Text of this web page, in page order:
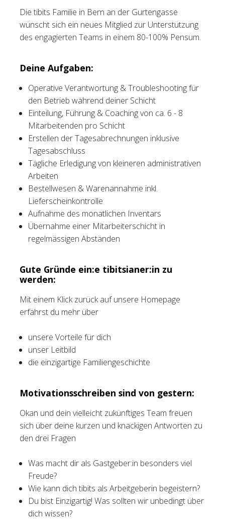
Login
Die tibits Familie in Bern an der Gurtengasse
wünscht sich ein neues Mitglied zur Unterstützung
des engagierten Teams in einem 80-100% Pensum.
Deine Aufgaben:
Operative Verantwortung & Troubleshooting für
den Betrieb während deiner Schicht
Einteilung, Führung & Coaching von ca. 6 - 8
Mitarbeitenden pro Schicht
Erstellen der Tagesabrechnungen inklusive
Tagesabschluss
Tägliche Erledigung von kleineren administrativen
Arbeiten
Bestellwesen & Warenannahme inkl.
Lieferscheinkontrolle
Aufnahme des monatlichen Inventars
Übernahme einer Mitarbeiterschicht in
regelmässigen Abständen
Gute Gründe ein:e tibitsianer:in zu
werden:
Mit einem Klick zurück auf unsere Homepage
erfährst du mehr über
unsere Vorteile für dich
unser Leitbild
die einzigartige Familiengeschichte
Motivationsschreiben sind von gestern:
Okan und dein vielleicht zukünftiges Team freuen
sich über deine kurzen und knackigen Antworten zu
den drei Fragen
Was macht dir als Gastgeber:in besonders viel
Freude?
Wie kann dich tibits als Arbeitgeberin begeistern?
Du bist Einzigartig! Was sollten wir unbedingt über
dich wissen?